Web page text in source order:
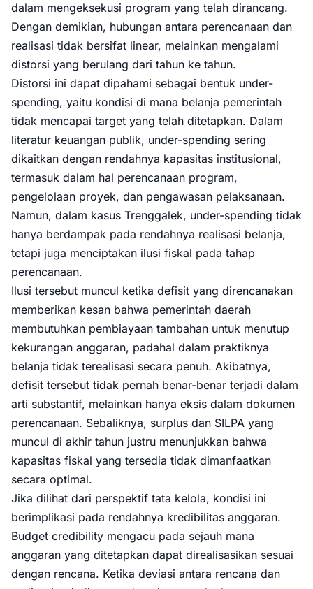
dalam mengeksekusi program yang telah dirancang.
Dengan demikian, hubungan antara perencanaan dan
realisasi tidak bersifat linear, melainkan mengalami
distorsi yang berulang dari tahun ke tahun.
Distorsi ini dapat dipahami sebagai bentuk under-
spending, yaitu kondisi di mana belanja pemerintah
tidak mencapai target yang telah ditetapkan. Dalam
literatur keuangan publik, under-spending sering
dikaitkan dengan rendahnya kapasitas institusional,
termasuk dalam hal perencanaan program,
pengelolaan proyek, dan pengawasan pelaksanaan.
Namun, dalam kasus Trenggalek, under-spending tidak
hanya berdampak pada rendahnya realisasi belanja,
tetapi juga menciptakan ilusi fiskal pada tahap
perencanaan.
Ilusi tersebut muncul ketika defisit yang direncanakan
memberikan kesan bahwa pemerintah daerah
membutuhkan pembiayaan tambahan untuk menutup
kekurangan anggaran, padahal dalam praktiknya
belanja tidak terealisasi secara penuh. Akibatnya,
defisit tersebut tidak pernah benar-benar terjadi dalam
arti substantif, melainkan hanya eksis dalam dokumen
perencanaan. Sebaliknya, surplus dan SILPA yang
muncul di akhir tahun justru menunjukkan bahwa
kapasitas fiskal yang tersedia tidak dimanfaatkan
secara optimal.
Jika dilihat dari perspektif tata kelola, kondisi ini
berimplikasi pada rendahnya kredibilitas anggaran.
Budget credibility mengacu pada sejauh mana
anggaran yang ditetapkan dapat direalisasikan sesuai
dengan rencana. Ketika deviasi antara rencana dan